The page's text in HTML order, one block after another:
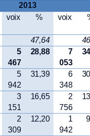
2013
voix
% voix
47,64
5
467
28,88
7
053
5
942
31,39
6
348
3
151
16,65
2
756
2
309
12,20
1
942